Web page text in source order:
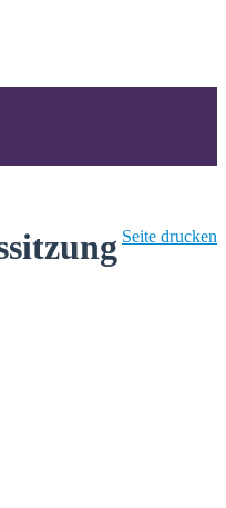
Seite drucken